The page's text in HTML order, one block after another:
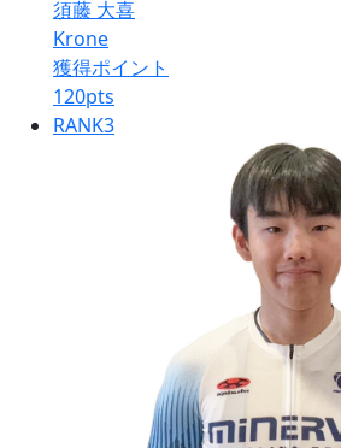
須藤 大喜
Krone
獲得ポイント
120pts
RANK3